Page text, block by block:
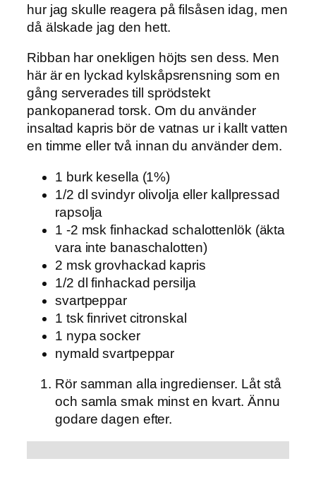
hur jag skulle reagera på filsåsen idag, men
då älskade jag den hett.
Ribban har onekligen höjts sen dess. Men
här är en lyckad kylskåpsrensning som en
gång serverades till sprödstekt
pankopanerad torsk. Om du använder
insaltad kapris bör de vatnas ur i kallt vatten
en timme eller två innan du använder dem.
1 burk kesella (1%)
1/2 dl svindyr olivolja eller kallpressad
rapsolja
1 -2 msk finhackad schalottenlök (äkta
vara inte banaschalotten)
2 msk grovhackad kapris
1/2 dl finhackad persilja
svartpeppar
1 tsk finrivet citronskal
1 nypa socker
nymald svartpeppar
Rör samman alla ingredienser. Låt stå
och samla smak minst en kvart. Ännu
godare dagen efter.